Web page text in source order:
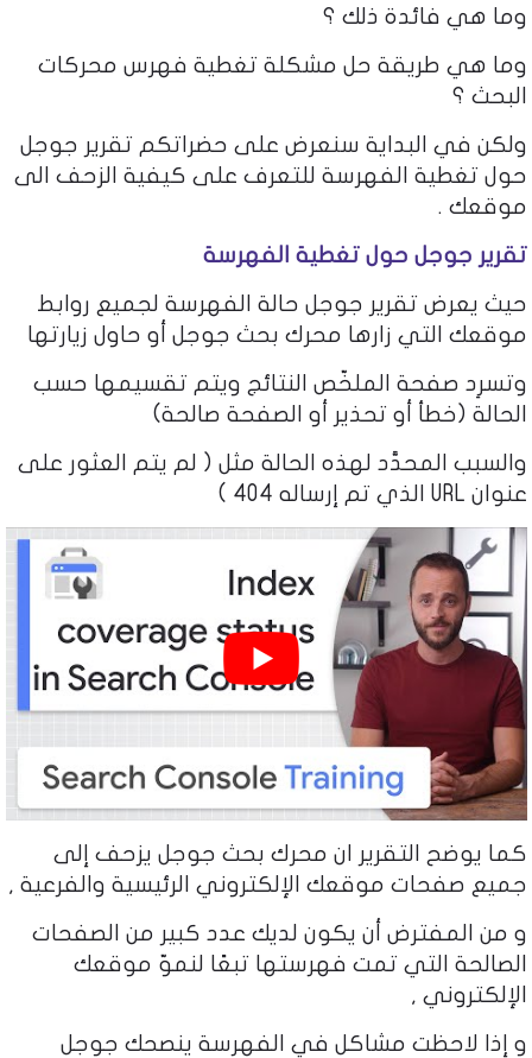
وما هي فائدة ذلك ؟
وما هي طريقة حل مشكلة تغطية فهرس محركات
البحث ؟
ولكن في البداية سنعرض على حضراتكم تقرير جوجل
حول تغطية الفهرسة للتعرف على كيفية الزحف الى
موقعك .
تقرير جوجل حول تغطية الفهرسة
حيث يعرض تقرير جوجل حالة الفهرسة لجميع روابط
موقعك التي زارها محرك بحث جوجل أو حاول زيارتها
وتسرِد صفحة الملخّص النتائج ويتم تقسيمها حسب
الحالة (خطأ أو تحذير أو الصفحة صالحة)
والسبب المحدَّد لهذه الحالة مثل ( لم يتم العثور على
عنوان URL الذي تم إرساله 404 )
كما يوضح التقرير ان محرك بحث جوجل يزحف إلى
جميع صفحات موقعك الإلكتروني الرئيسية والفرعية ,
و من المفترض أن يكون لديك عدد كبير من الصفحات
الصالحة التي تمت فهرستها تبعًا لنموّ موقعك
الإلكتروني ,
و إذا لاحظت مشاكل في الفهرسة ينصحك جوجل